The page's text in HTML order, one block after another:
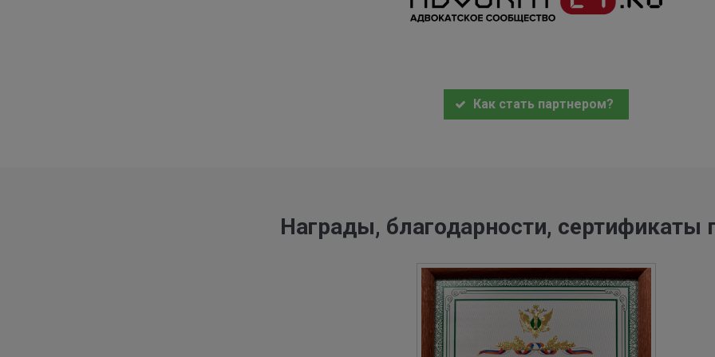
Как стать партнером?
Награды, благодарности, сертификаты